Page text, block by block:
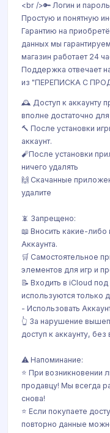
<br />🔑 Логин и
Простую и понятную
Гарантию на
данных мы
магазин работает 24
Поддержка отвечает
из "ПЕРЕПИСКА С
🕰 Доступ к аккаунту
вполне достаточно
🔨 После установки
аккаунт.
🧨После установки
ничего удалять
🙌 Скачанные
удалите
📵 Запрещено:
📖 Вносить какие-
Аккаунта.
🛒 Самостоятельное
элементов для игр и
📝 Входить в iCloud
используются только
- Использовать
👆 За нарушение
доступ к аккаунту, без
⚠️ Напоминание:
⭐️ При
продавцу! Мы всегда
снова!
⭐️ Если покупаете
повторно данные